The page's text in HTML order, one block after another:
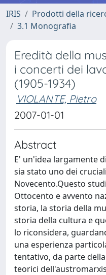
IRIS Prodotti della
3.1 Monografia
Eredità della
i concerti dei
(1905-1934)
VIOLANTE, Pietro
2007-01-01
Abstract
E' un'idea largamente
sia stato uno dei
Novecento.Questo
Ottocento e avvento
storia, la storia della
storia della cultura e
lo riconsidera,
una esperienza
tentativo, da parte
teorici